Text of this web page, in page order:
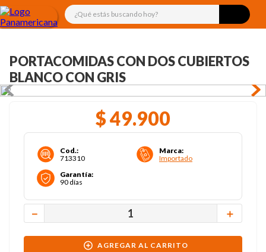
¿Qué estás buscando hoy?
PORTACOMIDAS CON DOS CUBIERTOS
BLANCO CON GRIS
$49.900
Cod.:
713310
Marca:
Importado
Garantía:
90 días
＋
－
AGREGAR AL CARRITO